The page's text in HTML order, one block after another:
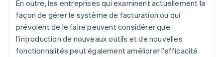
En outre, les entreprises qui examinent actuellement la
façon de gérer le système de facturation ou qui
prévoient de le faire peuvent considérer que
l’introduction de nouveaux outils et de nouvelles
fonctionnalités peut également améliorer l’efficacité